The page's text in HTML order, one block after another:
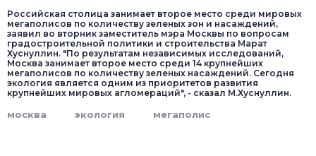
Российская столица занимает второе место среди мировых
мегаполисов по количеству зеленых зон и насаждений,
заявил во вторник заместитель мэра Москвы по вопросам
градостроительной политики и строительства Марат
Хуснуллин. "По результатам независимых исследований,
Москва занимает второе место среди 14 крупнейших
мегаполисов по количеству зеленых насаждений. Сегодня
экология является одним из приоритетов развития
крупнейших мировых агломераций", - сказал М.Хуснуллин.
москва экология мегаполис